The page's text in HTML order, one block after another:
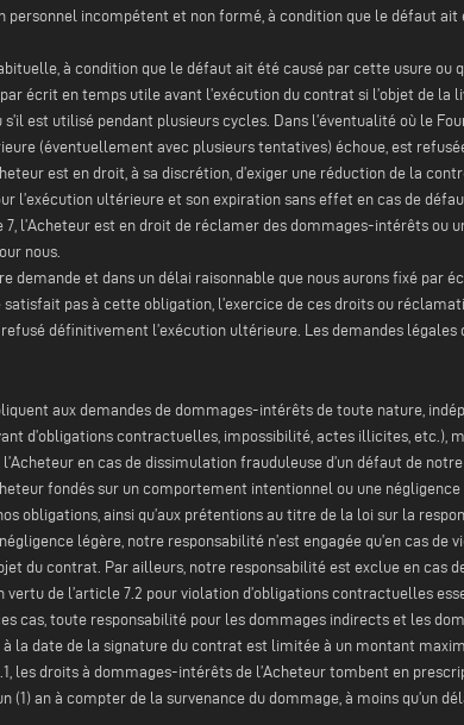
personnel incompétent et non formé, à condition que le défaut
à condition que le défaut ait été causé par cette usure
écrit en temps utile avant l’exécution du contrat si l’objet de
est utilisé pendant plusieurs cycles. Dans l’éventualité où le
(éventuellement avec plusieurs tentatives) échoue, est
est en droit, à sa discrétion, d’exiger une réduction de la
l’exécution ultérieure et son expiration sans effet en cas de
l’Acheteur est en droit de réclamer des dommages-intérêts ou
nous.
demande et dans un délai raisonnable que nous aurons fixé
satisfait pas à cette obligation, l’exercice de ces droits ou
refusé définitivement l’exécution ultérieure. Les demandes
aux demandes de dommages-intérêts de toute nature,
d’obligations contractuelles, impossibilité, actes illicites, etc.),
en cas de dissimulation frauduleuse d’un défaut de
fondés sur un comportement intentionnel ou une
obligations, ainsi qu’aux prétentions au titre de la loi sur la
légère, notre responsabilité n’est engagée qu’en cas
du contrat. Par ailleurs, notre responsabilité est exclue en cas
vertu de l’article 7.2 pour violation d’obligations contractuelles
cas, toute responsabilité pour les dommages indirects et les
à la date de la signature du contrat est limitée à un montant
les droits à dommages-intérêts de l’Acheteur tombent en
(1) an à compter de la survenance du dommage, à moins qu’un